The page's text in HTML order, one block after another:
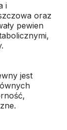
i
oraz
pewien
jest